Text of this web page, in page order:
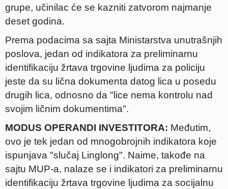
grupe, učinilac će se kazniti zatvorom najmanje
deset godina.
Prema podacima sa sajta Ministarstva unutrašnjih
poslova, jedan od indikatora za preliminarnu
identifikaciju žrtava trgovine ljudima za policiju
jeste da su lična dokumenta datog lica u posedu
drugih lica, odnosno da "lice nema kontrolu nad
svojim ličnim dokumentima".
MODUS OPERANDI INVESTITORA: Međutim,
ovo je tek jedan od mnogobrojnih indikatora koje
ispunjava "slučaj Linglong". Naime, takođe na
sajtu MUP-a, nalaze se i indikatori za preliminarnu
identifikaciju žrtava trgovine ljudima za socijalnu